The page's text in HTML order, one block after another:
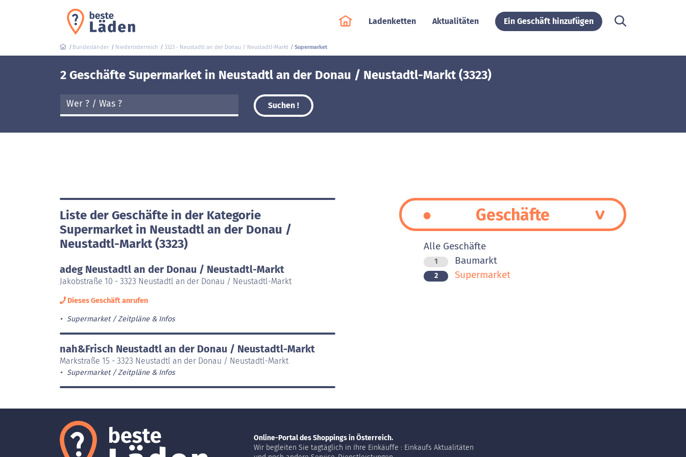
Ladenketten Aktualitäten Ein Geschäft hinzufügen
Bundesländer Niederösterreich 3323 - Neustadtl an der Donau / Neustadtl-Markt Supermarket
2 Geschäfte Supermarket in Neustadtl an der Donau / Neustadtl-Markt (3323)
Suchen !
Liste der Geschäfte in der Kategorie
Supermarket in Neustadtl an der Donau /
Neustadtl-Markt (3323)
adeg Neustadtl an der Donau / Neustadtl-Markt
Jakobstraße 10 - 3323 Neustadtl an der Donau / Neustadtl-Markt
Dieses Geschäft anrufen
Supermarket Zeitpläne & Infos
nah&Frisch Neustadtl an der Donau / Neustadtl-Markt
Markstraße 15 - 3323 Neustadtl an der Donau / Neustadtl-Markt
Supermarket Zeitpläne & Infos
Geschäfte
Alle Geschäfte
1 Baumarkt
2 Supermarket
Online-Portal des Shoppings in Österreich.
Wir begleiten Sie tagtäglich in Ihre Einkäuffe : Einkaufs Aktualitäten